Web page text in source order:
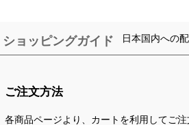
ショッピングガイド 日本国内への
ご注文方法
各商品ページより、カートを利用してご注